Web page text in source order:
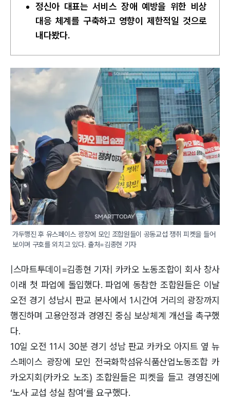
정신아 대표는 서비스 장애 예방을 위한 비상
대응 체계를 구축하고 영향이 제한적일 것으로
내다봤다.
가두행진 후 유스페이스 광장에 모인 조합원들이 공동교섭 쟁취 피켓을 들어
보이며 구호를 외치고 있다. 출처=김종현 기자
|스마트투데이=김종현 기자| 카카오 노동조합이 회사 창사
이래 첫 파업에 돌입했다. 파업에 동참한 조합원들은 이날
오전 경기 성남시 판교 본사에서 1시간여 거리의 광장까지
행진하며 고용안정과 경영진 중심 보상체계 개선을 촉구했
다.
10일 오전 11시 30분 경기 성남 판교 카카오 아지트 옆 뉴
스페이스 광장에 모인 전국화학섬유식품산업노동조합 카
카오지회(카카오 노조) 조합원들은 피켓을 들고 경영진에
‘노사 교섭 성실 참여’를 요구했다.